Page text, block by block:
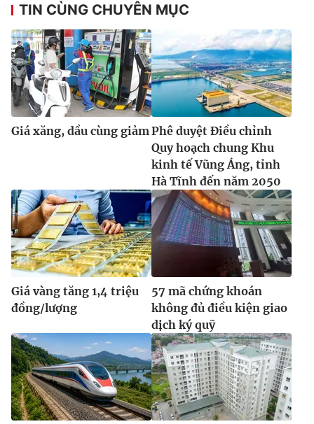
TIN CÙNG CHUYÊN MỤC
Giá xăng, dầu cùng giảm Phê duyệt Điều chỉnh
Quy hoạch chung Khu
kinh tế Vũng Áng, tỉnh
Hà Tĩnh đến năm 2050
Giá vàng tăng 1,4 triệu
đồng/lượng
57 mã chứng khoán
không đủ điều kiện giao
dịch ký quỹ